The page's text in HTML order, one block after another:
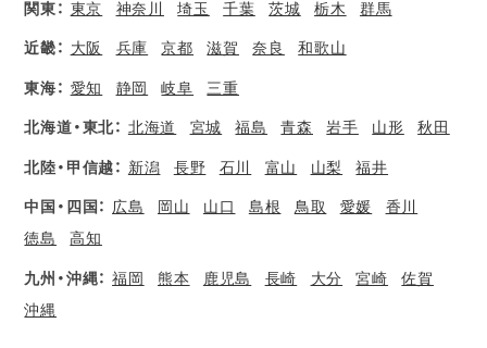
関東： 東京 神奈川 埼玉 千葉 茨城 栃木 群馬
近畿： 大阪 兵庫 京都 滋賀 奈良 和歌山
東海： 愛知 静岡 岐阜 三重
北海道・東北： 北海道 宮城 福島 青森 岩手 山形 秋田
北陸・甲信越： 新潟 長野 石川 富山 山梨 福井
中国・四国： 広島 岡山 山口 島根 鳥取 愛媛
香川
徳島
高知
九州・沖縄： 福岡 熊本 鹿児島 長崎 大分 宮崎
佐賀
沖縄